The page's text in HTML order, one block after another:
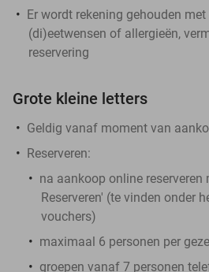
Er wordt rekening gehouden met
(di)eetwensen of allergieën,
reservering
Grote kleine letters
Geldig vanaf moment van
Reserveren:
na aankoop online reserveren
Reserveren' (te vinden onder
vouchers)
maximaal 6 personen per
groepen vanaf 7 personen